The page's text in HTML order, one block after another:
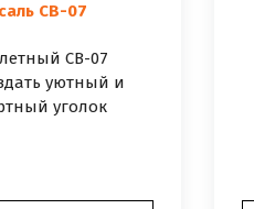
СВ-07
СВ-07
уютный и
уголок